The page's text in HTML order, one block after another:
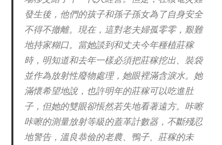
發生後，他們的孩子和孫子孫女為了自身安全
不得不撤離。現在，這對老夫婦孤零零，艱難
地持家糊口。當她談到和丈夫今年種植莊稼
時，明知道和去年一樣必須把莊稼挖出、裝袋
並作為放射性廢物處理，她眼裡滿含淚水。她
滿懷希望地說，也許明年的莊稼可以吃進肚
子，但她的雙眼卻悵然若失地看著遠方。咔嚓
咔嚓的測量放射等級的蓋革計數器，不斷殘忍
地警告，溫良恭儉的老農、鴨子、莊稼的未